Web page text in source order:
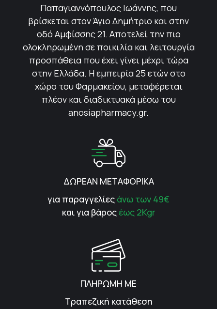
Παπαγιαννόπουλος Ιωάννης, που
βρίσκεται στον Άγιο Δημήτριο και στην
οδό Αμφίσσης 21. Αποτελεί την πιο
ολοκληρωμένη σε ποικιλία και λειτουργία
προσπάθεια που έχει γίνει μέχρι τώρα
στην Ελλάδα. Η εμπειρία 25 ετών στο
χώρο του Φαρμακείου, μεταφέρεται
πλέον και διαδικτυακά μέσω του
anosiapharmacy.gr.
ΔΩΡΕΑΝ ΜΕΤΑΦΟΡΙΚΑ
για παραγγελίες άνω των 49€
και για βάρος έως 2Kgr
ΠΛΗΡΩΜΗ ΜΕ
Τραπεζική κατάθεση